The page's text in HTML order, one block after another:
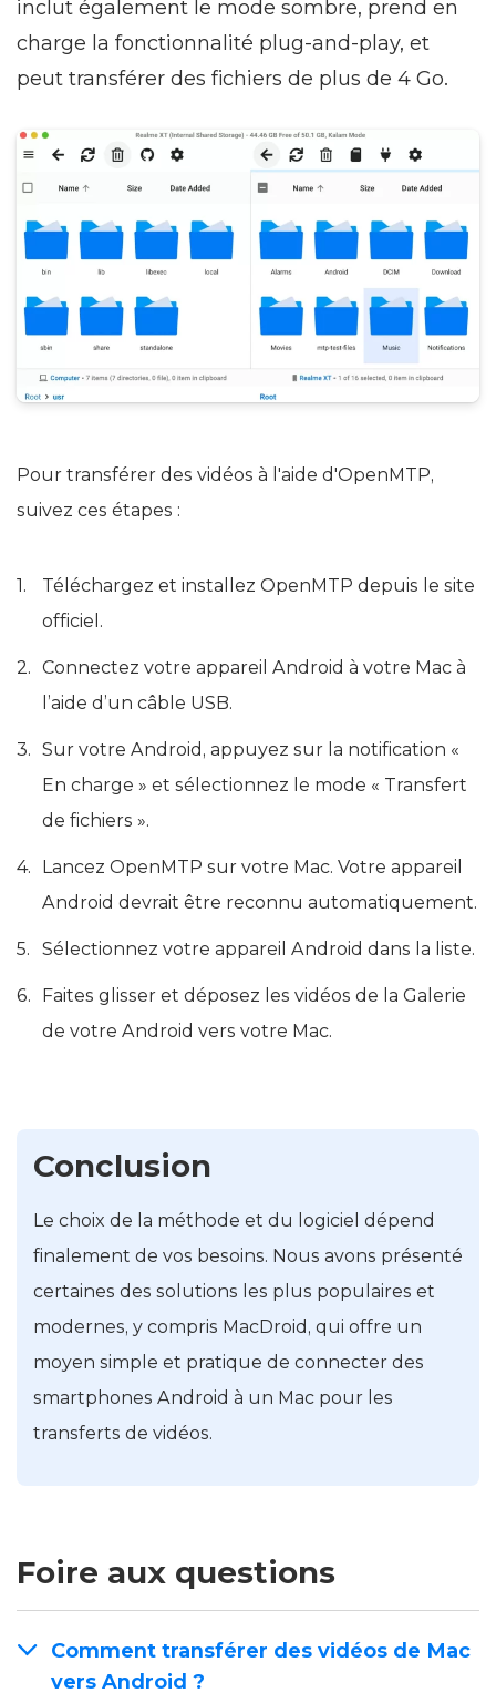
emplacements simultanément. OpenMTP
inclut également le mode sombre, prend en
charge la fonctionnalité plug-and-play, et
Pour transférer des vidéos à l'aide d'OpenMTP,
Téléchargez et installez OpenMTP depuis le site
officiel.
Connectez votre appareil Android à votre Mac à
l’aide d’un câble USB.
Sur votre Android, appuyez sur la notification «
En charge » et sélectionnez le mode « Transfert
de fichiers ».
Lancez OpenMTP sur votre Mac. Votre appareil
Android devrait être reconnu automatiquement.
Sélectionnez votre appareil Android dans la liste.
Faites glisser et déposez les vidéos de la Galerie
Conclusion
Le choix de la méthode et du logiciel dépend
finalement de vos besoins. Nous avons présenté
certaines des solutions les plus populaires et
modernes, y compris MacDroid, qui offre un
moyen simple et pratique de connecter des
smartphones Android à un Mac pour les
Foire aux questions
Comment transférer des vidéos de Mac